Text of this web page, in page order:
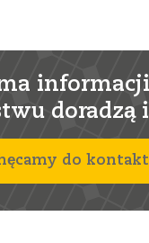
doradzą
do